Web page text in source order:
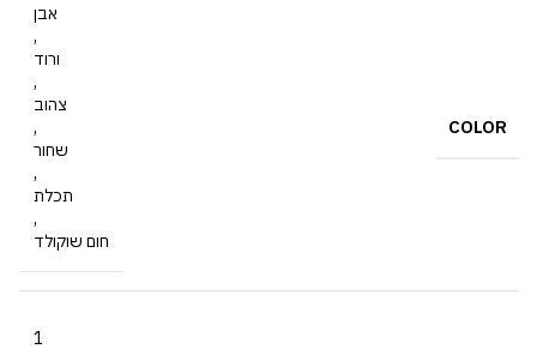
COLOR
אבן
,
ורוד
,
צהוב
,
שחור
,
תכלת
,
חום שוקולד
1